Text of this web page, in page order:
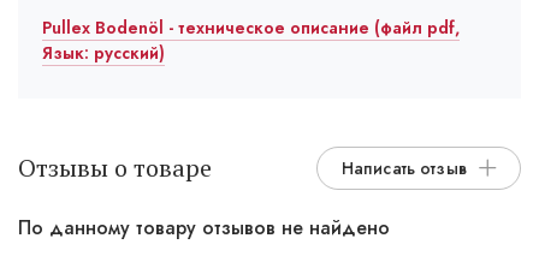
Pullex Bodenöl - техническое описание (файл pdf,
Язык: русский)
Отзывы о товаре Написать отзыв
По данному товару отзывов не найдено